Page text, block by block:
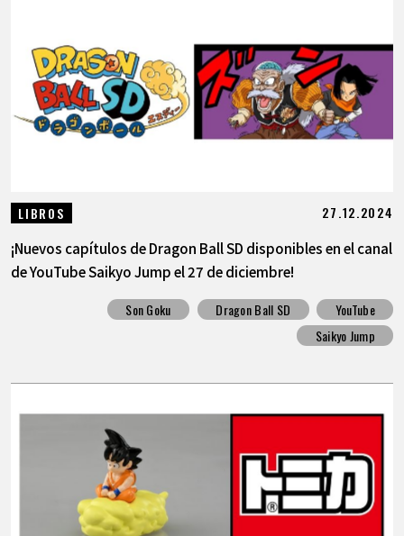
LIBROS 27.12.2024
¡Nuevos capítulos de Dragon Ball SD disponibles en el canal
de YouTube Saikyo Jump el 27 de diciembre!
Son Goku Dragon Ball SD
YouTube
Saikyo Jump